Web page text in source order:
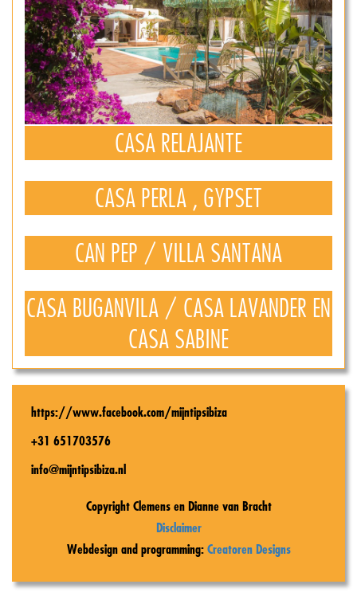
CASA RELAJANTE
CASA PERLA , GYPSET
CAN PEP / VILLA SANTANA
CASA BUGANVILA / CASA LAVANDER EN
CASA SABINE
https://www.facebook.com/mijntipsibiza
+31 651703576
info@mijntipsibiza.nl
Copyright Clemens en Dianne van Bracht
Disclaimer
Webdesign and programming: Creatoren Designs